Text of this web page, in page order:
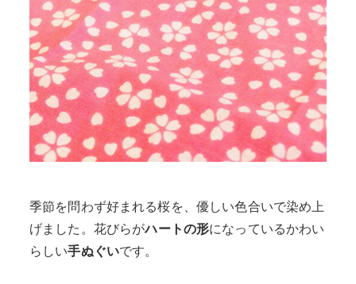
季節を問わず好まれる桜を、優しい色合いで染め上
げました。花びらがハートの形になっているかわい
らしい手ぬぐいです。